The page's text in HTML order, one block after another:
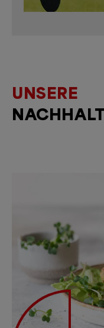
UNSERE